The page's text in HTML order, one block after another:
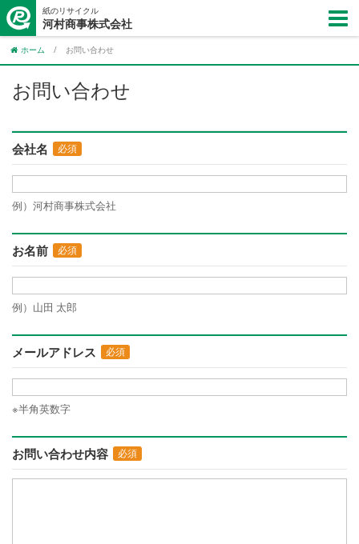
紙のリサイクル
河村商事株式会社
ホーム / お問い合わせ
お問い合わせ
会社名 必須
例）河村商事株式会社
お名前 必須
例）山田 太郎
メールアドレス 必須
※半角英数字
お問い合わせ内容 必須